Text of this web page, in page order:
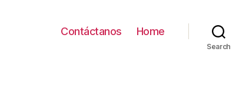
Contáctanos Home
Search